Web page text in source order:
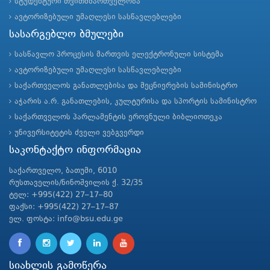
ავტორიზებული უმაღლესი სასწავლებლები
სასარგებლო ბმულები
სასწავლო პროცესის მართვის ელექტრონული სისტემა
ავტორიზებული უმაღლესი სასწავლებლები
საქართველოს განათლებისა და მეცნიერების სამინისტრო
აჭარის ა.რ. განათლების, კულტურისა და სპორტის სამინისტრო
საქართველოს პარლამენტის ეროვნული ბიბლიოთეკა
უნივერსიტეტის ძველი ვებგვერდი
საკონტაქტო ინფორმაცია
საქართველო, ბათუმი, 6010
რუსთაველის/ნინოშვილის ქ. 32/35
ტელ: +995(422) 27–17–80
ფაქსი: +995(422) 27–17–87
ელ. ფოსტა: info@bsu.edu.ge
სიახლის გამოწერა